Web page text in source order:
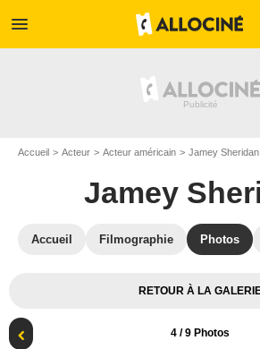
menu
Accueil Acteur Acteur américain Jamey Sheridan
Jamey
Accueil Filmographie Photos
RETOUR À LA
4 / 9 Photos